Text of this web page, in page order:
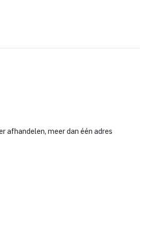
afhandelen, meer dan één adres